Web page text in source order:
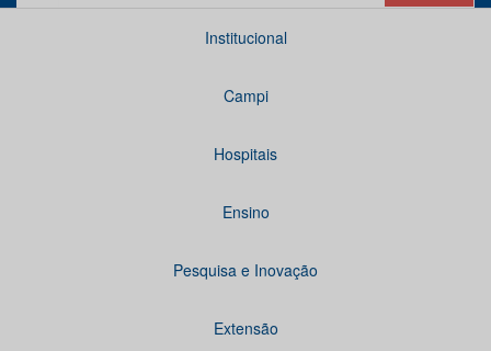
Institucional
Campi
Hospitais
Ensino
Pesquisa e Inovação
Extensão